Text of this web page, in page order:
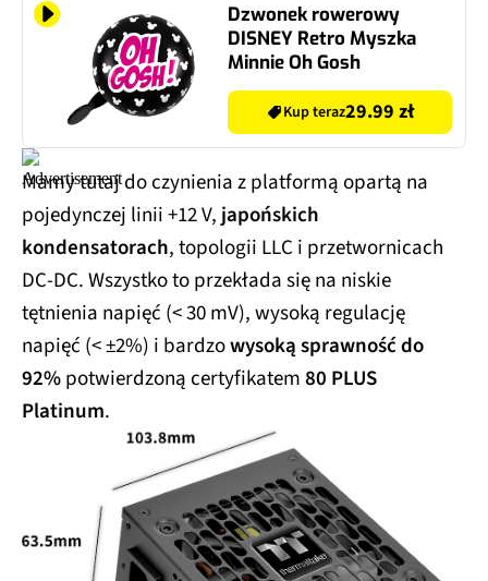
Dzwonek rowerowy
DISNEY Retro Myszka
Minnie Oh Gosh
Kup teraz29.99 zł
Mamy tutaj do czynienia z platformą opartą na
pojedynczej linii +12 V, japońskich
kondensatorach, topologii LLC i przetwornicach
DC-DC. Wszystko to przekłada się na niskie
tętnienia napięć (< 30 mV), wysoką regulację
napięć (< ±2%) i bardzowysoką sprawność do
92%potwierdzoną certyfikatem80 PLUS
Platinum.